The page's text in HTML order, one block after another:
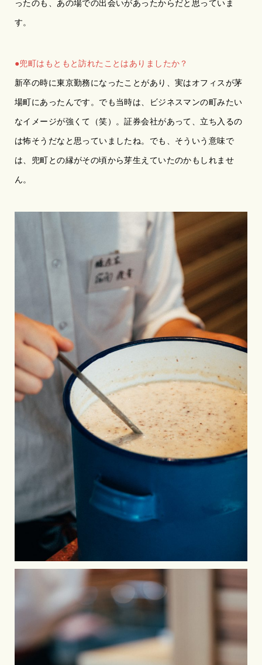
ったのも、あの場での出会いがあったからだと思っていま
す。
●兜町はもともと訪れたことはありましたか？
新卒の時に東京勤務になったことがあり、実はオフィスが茅
場町にあったんです。でも当時は、ビジネスマンの町みたい
なイメージが強くて（笑）。証券会社があって、立ち入るの
は怖そうだなと思っていましたね。でも、そういう意味で
は、兜町との縁がその頃から芽生えていたのかもしれませ
ん。